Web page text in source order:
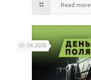
Read more
01.04.2026